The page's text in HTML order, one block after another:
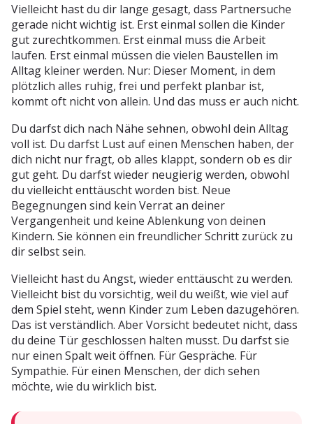
Vielleicht hast du dir lange gesagt, dass Partnersuche
gerade nicht wichtig ist. Erst einmal sollen die Kinder
gut zurechtkommen. Erst einmal muss die Arbeit
laufen. Erst einmal müssen die vielen Baustellen im
Alltag kleiner werden. Nur: Dieser Moment, in dem
plötzlich alles ruhig, frei und perfekt planbar ist,
kommt oft nicht von allein. Und das muss er auch nicht.
Du darfst dich nach Nähe sehnen, obwohl dein Alltag
voll ist. Du darfst Lust auf einen Menschen haben, der
dich nicht nur fragt, ob alles klappt, sondern ob es dir
gut geht. Du darfst wieder neugierig werden, obwohl
du vielleicht enttäuscht worden bist. Neue
Begegnungen sind kein Verrat an deiner
Vergangenheit und keine Ablenkung von deinen
Kindern. Sie können ein freundlicher Schritt zurück zu
dir selbst sein.
Vielleicht hast du Angst, wieder enttäuscht zu werden.
Vielleicht bist du vorsichtig, weil du weißt, wie viel auf
dem Spiel steht, wenn Kinder zum Leben dazugehören.
Das ist verständlich. Aber Vorsicht bedeutet nicht, dass
du deine Tür geschlossen halten musst. Du darfst sie
nur einen Spalt weit öffnen. Für Gespräche. Für
Sympathie. Für einen Menschen, der dich sehen
möchte, wie du wirklich bist.